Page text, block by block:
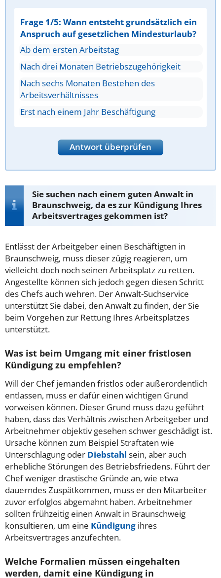
Frage 1/5: Wann entsteht grundsätzlich ein
Anspruch auf gesetzlichen Mindesturlaub?
Ab dem ersten Arbeitstag
Nach drei Monaten Betriebszugehörigkeit
Nach sechs Monaten Bestehen des
Arbeitsverhältnisses
Erst nach einem Jahr Beschäftigung
Antwort überprüfen
Sie suchen nach einem guten Anwalt in
Braunschweig, da es zur Kündigung Ihres
Arbeitsvertrages gekommen ist?
Entlässt der Arbeitgeber einen Beschäftigten in
Braunschweig, muss dieser zügig reagieren, um
vielleicht doch noch seinen Arbeitsplatz zu retten.
Angestellte können sich jedoch gegen diesen Schritt
des Chefs auch wehren. Der Anwalt-Suchservice
unterstützt Sie dabei, den Anwalt zu finden, der Sie
beim Vorgehen zur Rettung Ihres Arbeitsplatzes
unterstützt.
Was ist beim Umgang mit einer fristlosen
Kündigung zu empfehlen?
Will der Chef jemanden fristlos oder außerordentlich
entlassen, muss er dafür einen wichtigen Grund
vorweisen können. Dieser Grund muss dazu geführt
haben, dass das Verhältnis zwischen Arbeitgeber und
Arbeitnehmer objektiv gesehen schwer geschädigt ist.
Ursache können zum Beispiel Straftaten wie
Unterschlagung oder Diebstahl sein, aber auch
erhebliche Störungen des Betriebsfriedens. Führt der
Chef weniger drastische Gründe an, wie etwa
dauerndes Zuspätkommen, muss er den Mitarbeiter
zuvor erfolglos abgemahnt haben. Arbeitnehmer
sollten frühzeitig einen Anwalt in Braunschweig
konsultieren, um eine Kündigung ihres
Arbeitsvertrages anzufechten.
Welche Formalien müssen eingehalten
werden, damit eine Kündigung in